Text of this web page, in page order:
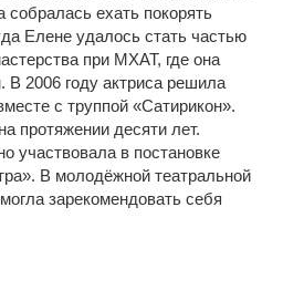
ехать покорять
Елене удалось стать частью
при МХАТ, где она
В 2006 году актриса решила
с труппой «Сатирикон».
протяжении десяти лет.
участвовала в постановке
В молодёжной театральной
зарекомендовать себя